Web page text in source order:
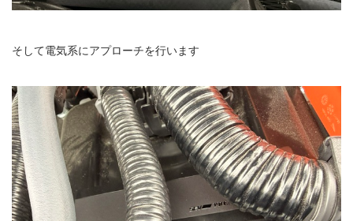
そして電気系にアプローチを行います